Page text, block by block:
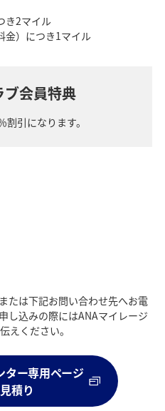
き2マイル
金）につき1マイル
会員特典
引になります。
たは下記お問い合わせ先へお電
し込みの際にはANAマイレージ
えください。
ター専用ページ
積り